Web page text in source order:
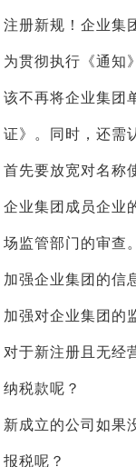
注册新规！企业集
为贯彻执行《通知
该不再将企业集团
证》。同时，还需
首先要放宽对名称
企业集团成员企业
场监管部门的审查。
加强企业集团的信
加强对企业集团的
对于新注册且无经
纳税款呢？
新成立的公司如果
报税呢？